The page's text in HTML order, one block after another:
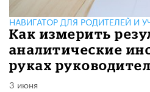
НАВИГАТОР ДЛЯ РОДИТЕЛЕЙ И
Как измерить
аналитические
руках
3 июня